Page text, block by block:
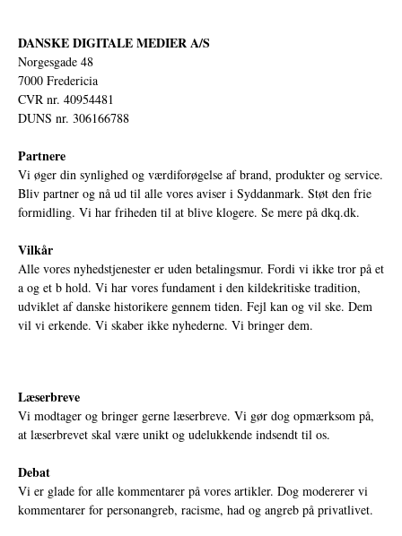
DANSKE DIGITALE MEDIER A/S
Norgesgade 48
7000 Fredericia
CVR nr. 40954481
DUNS nr. 306166788
Partnere
Vi øger din synlighed og værdiforøgelse af brand, produkter og service.
Bliv partner og nå ud til alle vores aviser i Syddanmark. Støt den frie
formidling. Vi har friheden til at blive klogere. Se mere på dkq.dk.
Vilkår
Alle vores nyhedstjenester er uden betalingsmur. Fordi vi ikke tror på et
a og et b hold. Vi har vores fundament i den kildekritiske tradition,
udviklet af danske historikere gennem tiden. Fejl kan og vil ske. Dem
vil vi erkende. Vi skaber ikke nyhederne. Vi bringer dem.
Læserbreve
Vi modtager og bringer gerne læserbreve. Vi gør dog opmærksom på,
at læserbrevet skal være unikt og udelukkende indsendt til os.
Debat
Vi er glade for alle kommentarer på vores artikler. Dog modererer vi
kommentarer for personangreb, racisme, had og angreb på privatlivet.